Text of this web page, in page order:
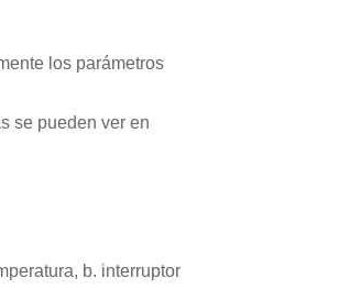
los parámetros
se pueden ver en
b. interruptor